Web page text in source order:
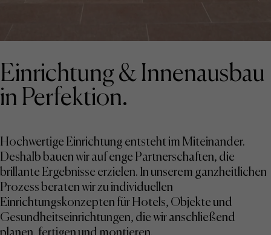
Einrichtung & Innenausbau
in Perfektion.
Hochwertige Einrichtung entsteht im Miteinander.
Deshalb bauen wir auf enge Partnerschaften, die
brillante Ergebnisse erzielen. In unserem ganzheitlichen
Prozess beraten wir zu individuellen
Einrichtungskonzepten für Hotels, Objekte und
Gesundheitseinrichtungen, die wir anschließend
planen, fertigen und montieren.